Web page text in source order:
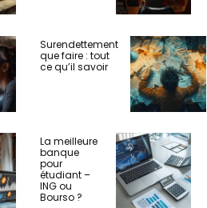
Surendettement
que faire : tout
ce qu’il savoir
La meilleure
banque
pour
étudiant –
ING ou
Bourso ?